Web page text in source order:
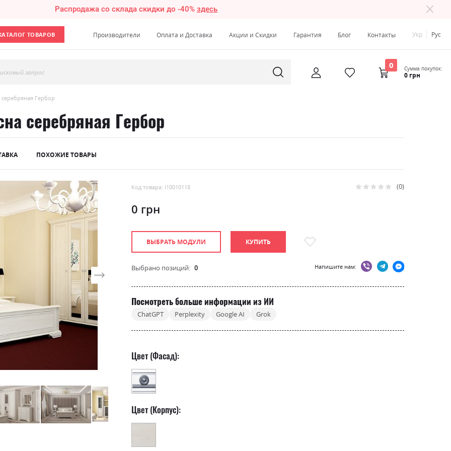
Распродажа со склада скидки до -40%здесь
ТОВАРОВ Производители Оплата и Доставка Акции и Скидки Гарантия Блог Контакты Укр Рус
запрос
0 Сумма покупок:
0 грн
Гербор
серебряная Гербор
ПОХОЖИЕ ТОВАРЫ
Код товара: l10010118 Рейтинг: 0
0 грн
ВЫБРАТЬ МОДУЛИ КУПИТЬ
Напишите нам:
Выбрано позиций: 0
Посмотреть больше информации из ИИ
ChatGPT Perplexity Google AI Grok
Цвет (Фасад):
Цвет (Корпус):